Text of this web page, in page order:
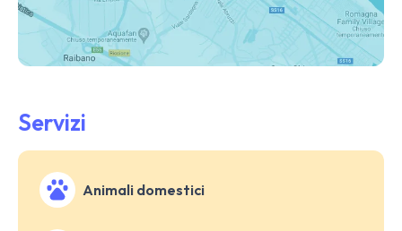
Servizi
Animali domestici